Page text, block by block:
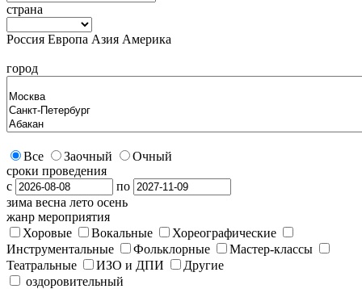
страна
Россия Европа Азия Америка
город
Все Заочный
Очный
сроки проведения
с
по
зима весна лето осень
жанр мероприятия
Хоровые
Вокальные
Хореографические
Инструментальные
Фольклорные
Мастер-классы
Театральные
ИЗО и ДПИ
Другие
оздоровительный